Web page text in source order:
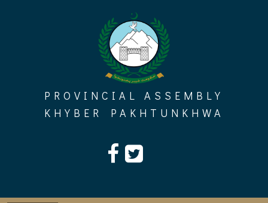
PROVINCIAL ASSEMBLY
KHYBER PAKHTUNKHWA